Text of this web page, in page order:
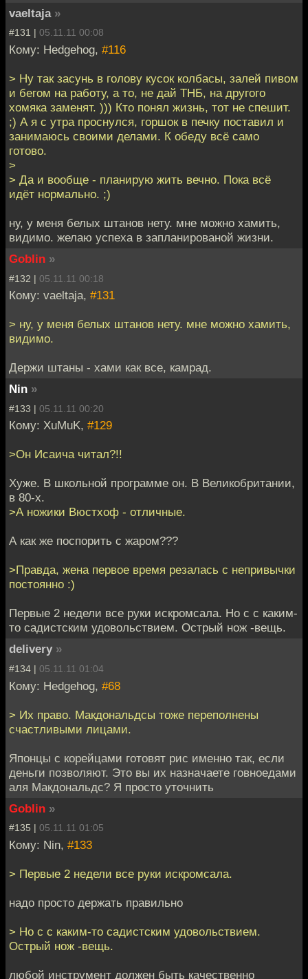
vaeltaja »
#131 | 05.11.11 00:08
Кому: Hedgehog, #116
> Ну так засунь в голову кусок колбасы, залей пивом
и бегом на работу, а то, не дай ТНБ, на другого
хомяка заменят. ))) Кто понял жизнь, тот не спешит.
;) А я с утра проснулся, горшок в печку поставил и
занимаюсь своими делами. К обеду всё само
готово.
>
> Да и вообще - планирую жить вечно. Пока всё
идёт нормально. ;)
ну, у меня белых штанов нету. мне можно хамить,
видимо. желаю успеха в запланированой жизни.
Goblin »
#132 | 05.11.11 00:18
Кому: vaeltaja, #131
> ну, у меня белых штанов нету. мне можно хамить,
видимо.
Держи штаны - хами как все, камрад.
Nin »
#133 | 05.11.11 00:20
Кому: XuMuK, #129
>Он Исаича читал?!!
Хуже. В школьной программе он. В Великобритании,
в 80-х.
>А ножики Вюстхоф - отличные.
А как же поспорить с жаром???
>Правда, жена первое время резалась с непривычки
постоянно :)
Первые 2 недели все руки искромсала. Но с с каким-
то садистским удовольствием. Острый нож -вещь.
delivery »
#134 | 05.11.11 01:04
Кому: Hedgehog, #68
> Их право. Макдональдсы тоже переполнены
счастливыми лицами.
Японцы с корейцами готовят рис именно так, если
деньги позволяют. Это вы их назначаете говноедами
аля Макдональдс? Я просто уточнить
Goblin »
#135 | 05.11.11 01:05
Кому: Nin, #133
> Первые 2 недели все руки искромсала.
надо просто держать правильно
> Но с с каким-то садистским удовольствием.
Острый нож -вещь.
любой инструмент должен быть качественно